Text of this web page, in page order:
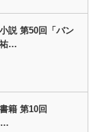
説 第50回「バン
祐…
籍 第10回